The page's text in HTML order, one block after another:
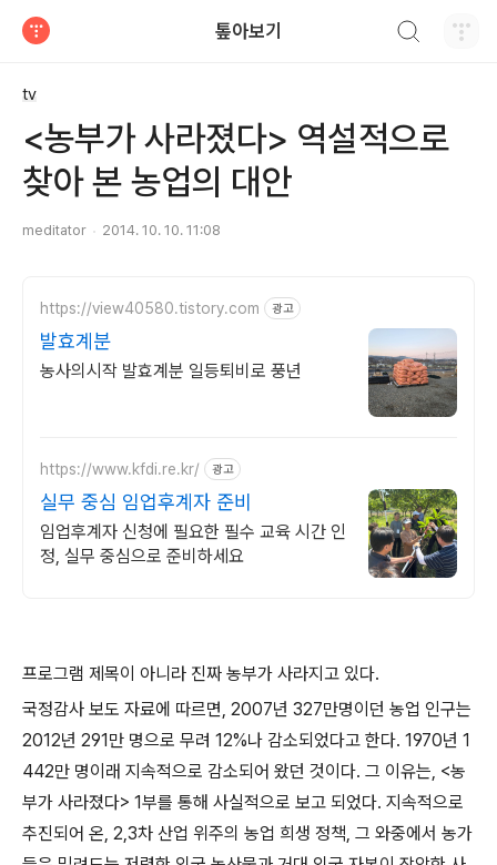
톺아보기
tv
<농부가 사라졌다> 역설적으로
찾아 본 농업의 대안
meditator 2014. 10. 10. 11:08
https://view40580.tistory.com 광고
발효계분
농사의시작 발효계분 일등퇴비로 풍년
https://www.kfdi.re.kr/ 광고
실무 중심 임업후계자 준비
임업후계자 신청에 필요한 필수 교육 시간 인
정, 실무 중심으로 준비하세요
프로그램 제목이 아니라 진짜 농부가 사라지고 있다.
국정감사 보도 자료에 따르면, 2007년 327만명이던 농업 인구는
2012년 291만 명으로 무려 12%나 감소되었다고 한다. 1970년 1
442만 명이래 지속적으로 감소되어 왔던 것이다. 그 이유는, <농
부가 사라졌다> 1부를 통해 사실적으로 보고 되었다. 지속적으로
추진되어 온, 2,3차 산업 위주의 농업 희생 정책, 그 와중에서 농가